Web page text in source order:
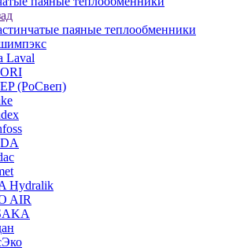
паяные теплообменники
Laval
(РоСвеп)
Hydralik
AIR